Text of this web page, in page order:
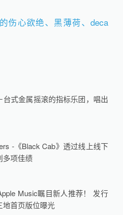
伤心欲绝、黑薄荷、deca
台式金属摇滚的指标乐团，唱出
-《Black Cab》透过线上线下
多项佳绩
Music瞩目新人推荐！ 发行
地首页版位曝光